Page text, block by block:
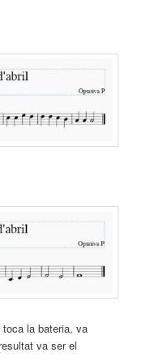
la bateria, va
va ser el